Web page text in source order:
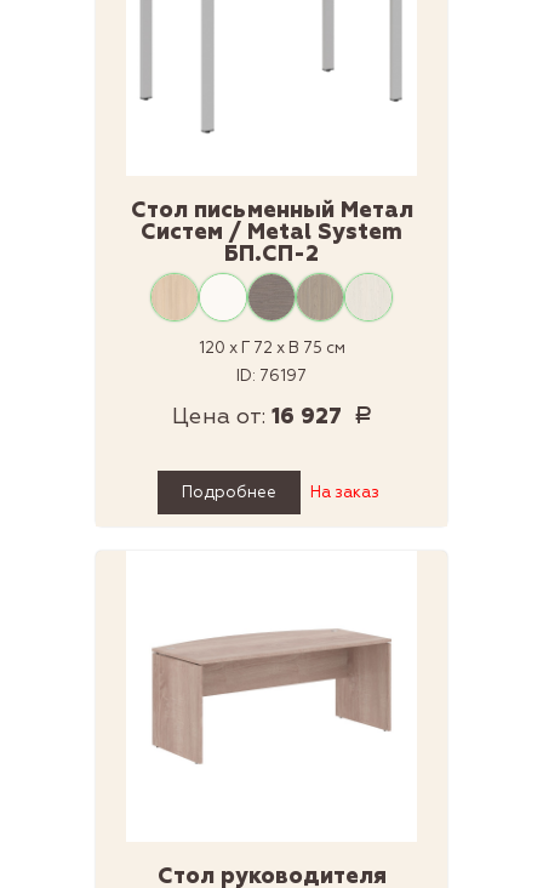
Стол письменный Метал
Систем / Metal System
БП.СП-2
120 x Г 72 x В 75 см
ID: 76197
Цена от: 16 927 Р
Подробнее На заказ
Стол руководителя